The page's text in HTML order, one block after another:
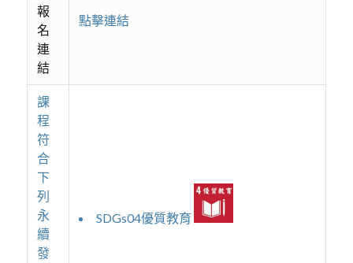
報
名
連
結
點擊連結
課
程
符
合
下
列
永
續
發
SDGs04優質教育